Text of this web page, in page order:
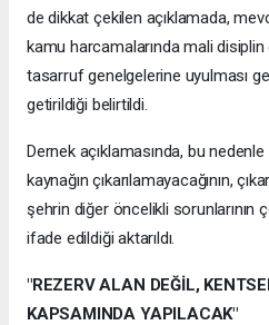
de dikkat çekilen açıklamada,
kamu harcamalarında mali disiplin
tasarruf genelgelerine uyulması
getirildiği belirtildi.
Dernek açıklamasında, bu
kaynağın çıkarılamayacağının,
şehrin diğer öncelikli sorunlarının
ifade edildiği aktarıldı.
"REZERV ALAN DEĞİL,
KAPSAMINDA YAPILACAK"